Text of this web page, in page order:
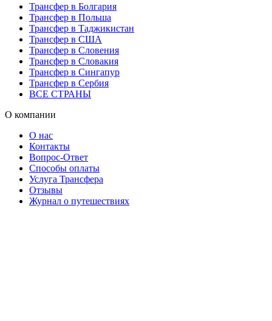
Трансфер в Болгария
Трансфер в Польша
Трансфер в Таджикистан
Трансфер в США
Трансфер в Словения
Трансфер в Словакия
Трансфер в Сингапур
Трансфер в Сербия
ВСЕ СТРАНЫ
О компании
О нас
Контакты
Вопрос-Ответ
Способы оплаты
Услуга Трансфера
Отзывы
Журнал о путешествиях